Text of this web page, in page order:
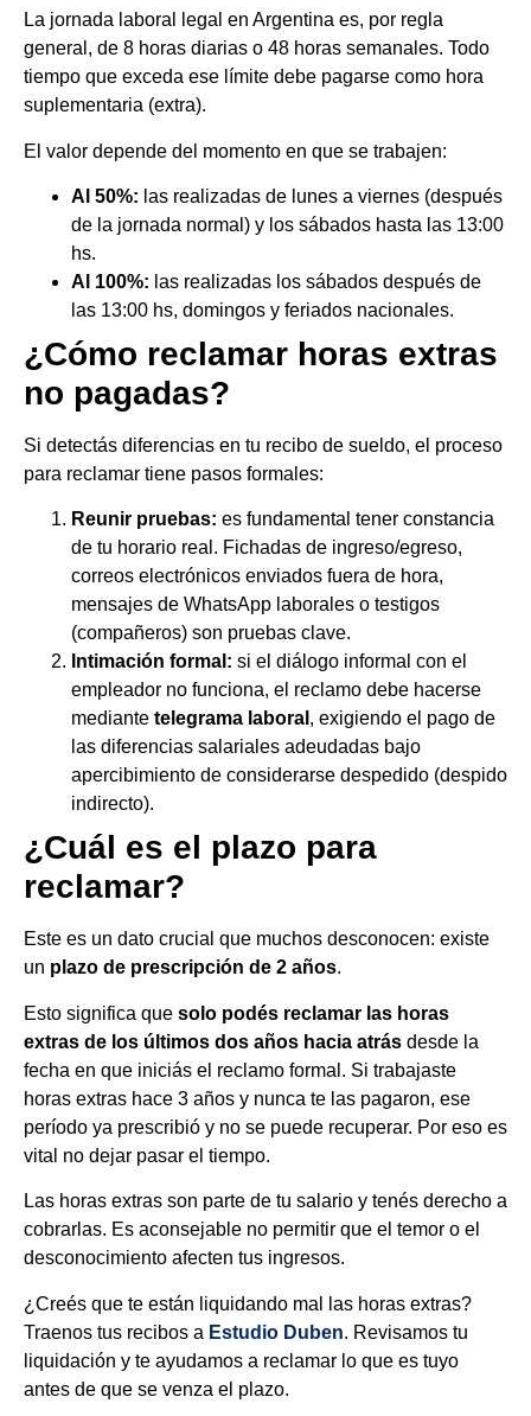
La jornada laboral legal en Argentina es, por regla
general, de 8 horas diarias o 48 horas semanales. Todo
tiempo que exceda ese límite debe pagarse como hora
suplementaria (extra).
El valor depende del momento en que se trabajen:
Al 50%: las realizadas de lunes a viernes (después
de la jornada normal) y los sábados hasta las 13:00
hs.
Al 100%: las realizadas los sábados después de
las 13:00 hs, domingos y feriados nacionales.
¿Cómo reclamar horas extras
no pagadas?
Si detectás diferencias en tu recibo de sueldo, el proceso
para reclamar tiene pasos formales:
Reunir pruebas: es fundamental tener constancia
de tu horario real. Fichadas de ingreso/egreso,
correos electrónicos enviados fuera de hora,
mensajes de WhatsApp laborales o testigos
(compañeros) son pruebas clave.
Intimación formal: si el diálogo informal con el
empleador no funciona, el reclamo debe hacerse
mediante telegrama laboral , exigiendo el pago de
las diferencias salariales adeudadas bajo
apercibimiento de considerarse despedido (despido
indirecto).
¿Cuál es el plazo para
reclamar?
Este es un dato crucial que muchos desconocen: existe
un plazo de prescripción de 2 años.
Esto significa que solo podés reclamar las horas
extras de los últimos dos años hacia atrás desde la
fecha en que iniciás el reclamo formal. Si trabajaste
horas extras hace 3 años y nunca te las pagaron, ese
período ya prescribió y no se puede recuperar. Por eso es
vital no dejar pasar el tiempo.
Las horas extras son parte de tu salario y tenés derecho a
cobrarlas. Es aconsejable no permitir que el temor o el
desconocimiento afecten tus ingresos.
¿Creés que te están liquidando mal las horas extras?
Traenos tus recibos a Estudio Duben. Revisamos tu
liquidación y te ayudamos a reclamar lo que es tuyo
antes de que se venza el plazo.